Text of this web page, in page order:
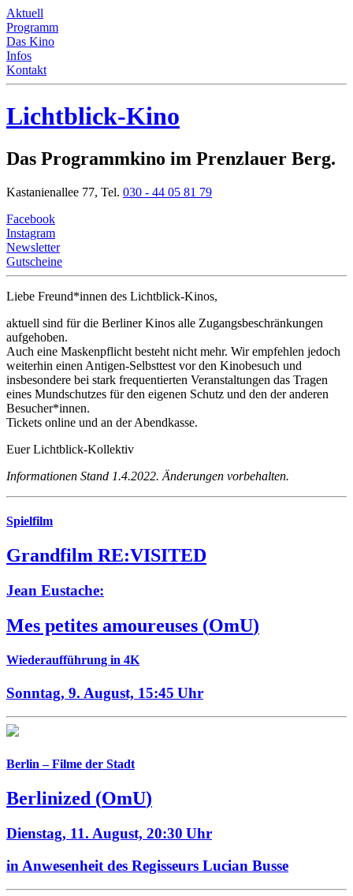
Aktuell
Programm
Das Kino
Infos
Kontakt
Lichtblick-Kino
Das Programmkino im Prenzlauer Berg.
Kastanienallee 77, Tel. 030 - 44 05 81 79
Facebook
Instagram
Newsletter
Gutscheine
Liebe Freund*innen des Lichtblick-Kinos,
aktuell sind für die Berliner Kinos alle Zugangsbeschränkungen
aufgehoben.
Auch eine Maskenpflicht besteht nicht mehr. Wir empfehlen jedoch
weiterhin einen Antigen-Selbsttest vor den Kinobesuch und
insbesondere bei stark frequentierten Veranstaltungen das Tragen
eines Mundschutzes für den eigenen Schutz und den der anderen
Besucher*innen.
Tickets online und an der Abendkasse.
Euer Lichtblick-Kollektiv
Informationen Stand 1.4.2022. Änderungen vorbehalten.
Spielfilm
Grandfilm RE:VISITED
Jean Eustache:
Mes petites amoureuses (OmU)
Wiederaufführung in 4K
Sonntag, 9. August, 15:45 Uhr
Berlin – Filme der Stadt
Berlinized (OmU)
Dienstag, 11. August, 20:30 Uhr
in Anwesenheit des Regisseurs Lucian Busse